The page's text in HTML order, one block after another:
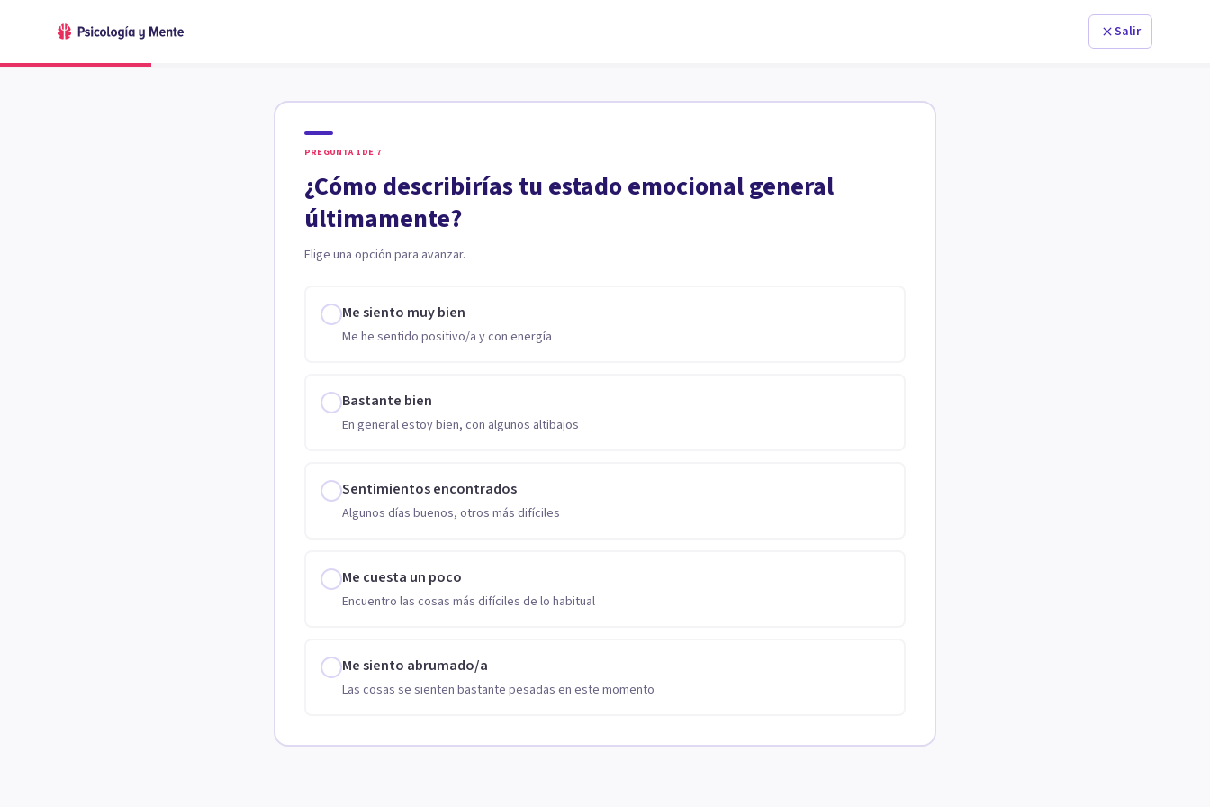
Salir
PREGUNTA 1 DE 7
¿Cómo describirías tu estado emocional general
últimamente?
Elige una opción para avanzar.
Me siento muy bien
Me he sentido positivo/a y con energía
Bastante bien
En general estoy bien, con algunos altibajos
Sentimientos encontrados
Algunos días buenos, otros más difíciles
Me cuesta un poco
Encuentro las cosas más difíciles de lo habitual
Me siento abrumado/a
Las cosas se sienten bastante pesadas en este momento